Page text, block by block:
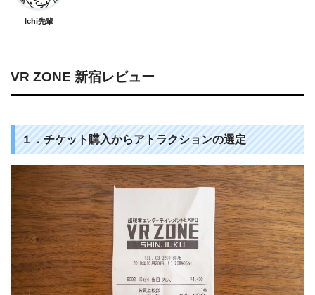
Ichi先輩
VR ZONE 新宿レビュー
１．チケット購入からアトラクションの選定